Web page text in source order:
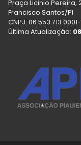
Praça Licinio Pereira,
Francisco Santos/PI
CNPJ:
Última Atualização: